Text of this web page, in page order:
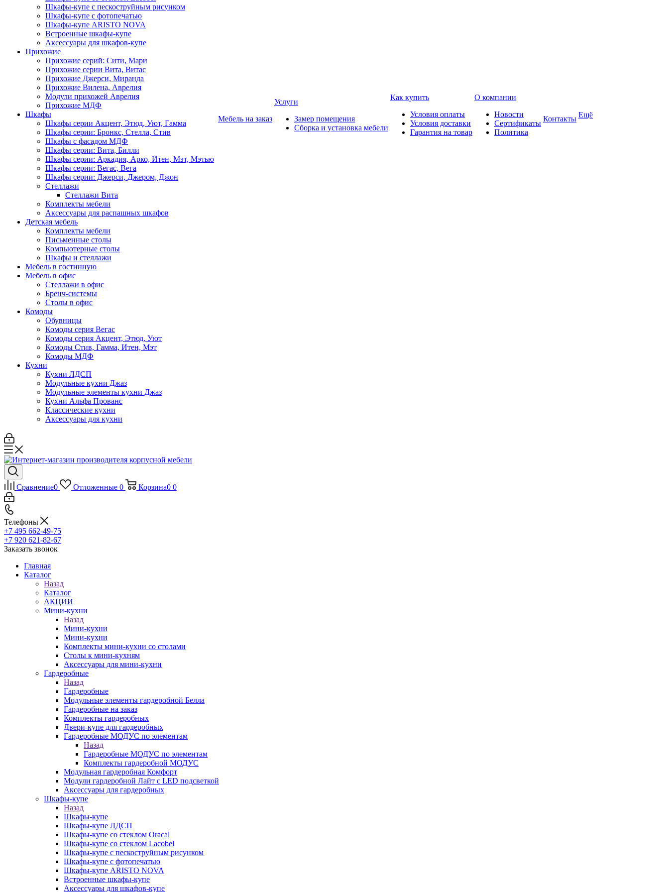
Шкафы-купе с пескоструйным рисунком
Шкафы-купе с фотопечатью
Шкафы-купе ARISTO NOVA
Встроенные шкафы-купе
Аксессуары для шкафов-купе
Прихожие
Прихожие серий: Сити, Мари
Прихожие серии Вита, Витас
Прихожие Джерси, Миранда
Прихожие Вилена, Аврелия
Модули прихожей Аврелия
Прихожие МДФ
Шкафы
Шкафы серии Акцент, Этюд, Уют, Гамма
Шкафы серии: Бронкс, Стелла, Стив
Шкафы с фасадом МДФ
Шкафы серии: Вита, Билли
Шкафы серии: Аркадия, Арко, Итен, Мэт, Мэтью
Шкафы серии: Вегас, Вега
Шкафы серии: Джерси, Джером, Джон
Стеллажи
Стеллажи Вита
Комплекты мебели
Аксессуары для распашных шкафов
Детская мебель
Комплекты мебели
Письменные столы
Компьютерные столы
Шкафы и стеллажи
Мебель в гостинную
Мебель в офис
Стеллажи в офис
Бренч-системы
Столы в офис
Комоды
Обувницы
Комоды серия Вегас
Комоды серия Акцент, Этюд, Уют
Комоды Стив, Гамма, Итен, Мэт
Комоды МДФ
Кухни
Кухни ЛДСП
Модульные кухни Джаз
Модульные элементы кухни Джаз
Кухни Альфа Прованс
Классические кухни
Аксессуары для кухни
Мебель на заказ
Услуги
Замер помещения
Сборка и установка мебели
Как купить
Условия оплаты
Условия доставки
Гарантия на товар
О компании
Новости
Сертификаты
Политика
Контакты Ещё
Сравнение0 Отложенные 0 Корзина0 0
Телефоны
+7 495 662-49-75
+7 920 621-82-67
Заказать звонок
Главная
Каталог
Назад
Каталог
АКЦИИ
Мини-кухни
Назад
Мини-кухни
Мини-кухни
Комплекты мини-кухни со столами
Столы к мини-кухням
Аксессуары для мини-кухни
Гардеробные
Назад
Гардеробные
Модульные элементы гардеробной Белла
Гардеробные на заказ
Комплекты гардеробных
Двери-купе для гардеробных
Гардеробные МОДУС по элементам
Назад
Гардеробные МОДУС по элементам
Комплекты гардеробной МОДУС
Модульная гардеробная Комфорт
Модули гардеробной Лайт с LED подсветкой
Аксессуары для гардеробных
Шкафы-купе
Назад
Шкафы-купе
Шкафы-купе ЛДСП
Шкафы-купе со стеклом Oracal
Шкафы-купе со стеклом Lacobel
Шкафы-купе с пескоструйным рисунком
Шкафы-купе с фотопечатью
Шкафы-купе ARISTO NOVA
Встроенные шкафы-купе
Аксессуары для шкафов-купе